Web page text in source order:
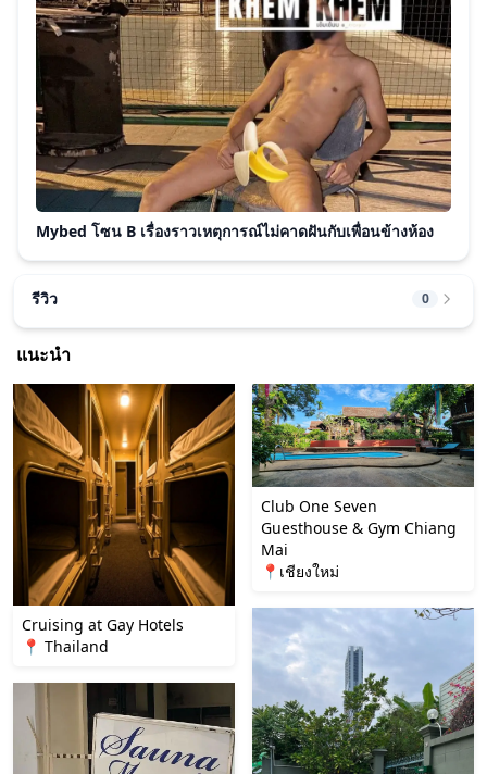
Mybed โซน B เรื่องราวเหตุการณ์ไม่คาดฝันกับเพื่อนข้างห้อง
รีวิว 0
แนะนำ
Cruising at Gay Hotels
📍 Thailand
Club One Seven
Guesthouse & Gym Chiang
Mai
📍เชียงใหม่